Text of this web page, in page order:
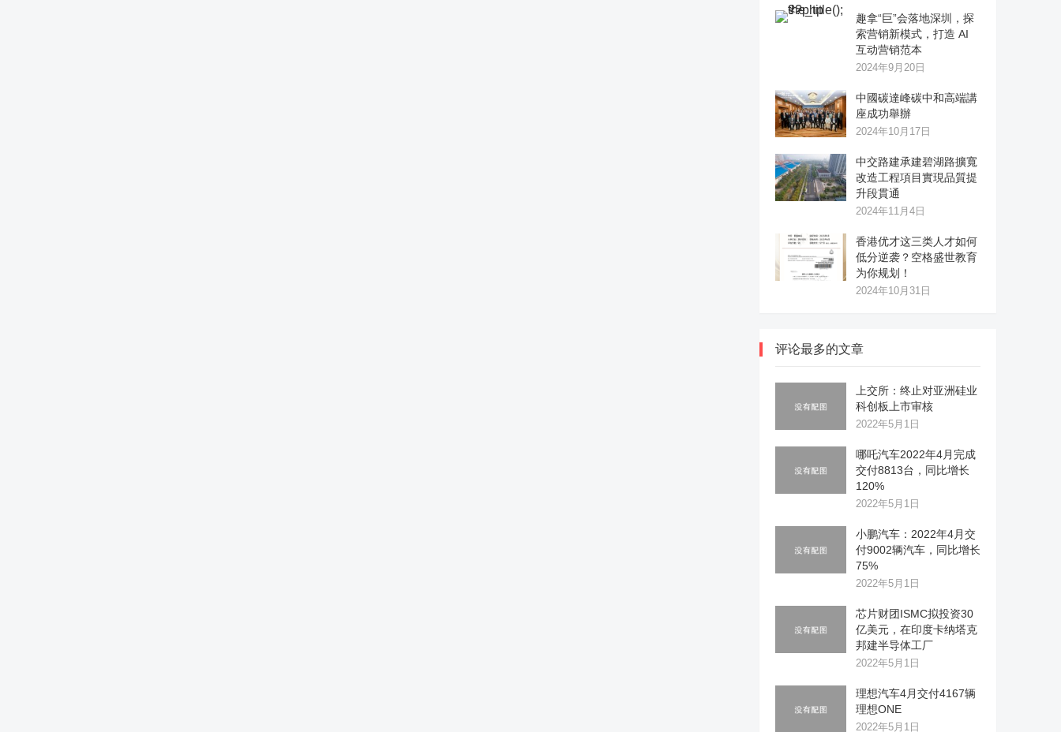
趣拿“巨”会落地深圳，探
索营销新模式，打造 AI
互动营销范本
2024年9月20日
中國碳達峰碳中和高端講
座成功舉辦
2024年10月17日
中交路建承建碧湖路擴寬
改造工程項目實現品質提
升段貫通
2024年11月4日
香港优才这三类人才如何
低分逆袭？空格盛世教育
为你规划！
2024年10月31日
评论最多的文章
上交所：终止对亚洲硅业
科创板上市审核
2022年5月1日
哪吒汽车2022年4月完成
交付8813台，同比增长
120%
2022年5月1日
小鹏汽车：2022年4月交
付9002辆汽车，同比增长
75%
2022年5月1日
芯片财团ISMC拟投资30
亿美元，在印度卡纳塔克
邦建半导体工厂
2022年5月1日
理想汽车4月交付4167辆
理想ONE
2022年5月1日